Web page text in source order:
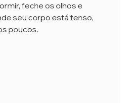
feche os olhos e
seu corpo está tenso,
poucos.